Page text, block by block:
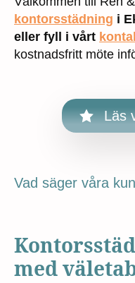
kontorsstädning i
eller fyll i vårt
kostnadsfritt möte
Läs
Vad säger våra
med